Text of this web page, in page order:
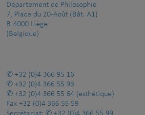
Département de Philosophie
7, Place du 20-Août (Bât. A1)
B-4000 Liège
(Belgique)
+32 (0)4 366 95 16
+32 (0)4 366 55 93
+32 (0)4 366 55 64 (esthétique)
Fax +32 (0)4 366 55 59